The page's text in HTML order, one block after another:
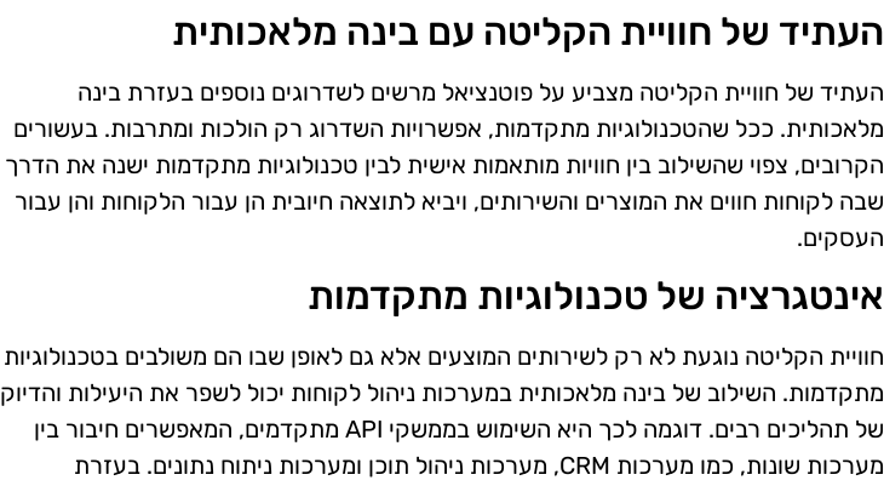
העתיד של חוויית הקליטה עם בינה מלאכותית
העתיד של חוויית הקליטה מצביע על פוטנציאל מרשים לשדרוגים נוספים בעזרת בינה
מלאכותית. ככל שהטכנולוגיות מתקדמות, אפשרויות השדרוג רק הולכות ומתרבות. בעשורים
הקרובים, צפוי שהשילוב בין חוויות מותאמות אישית לבין טכנולוגיות מתקדמות ישנה את הדרך
שבה לקוחות חווים את המוצרים והשירותים, ויביא לתוצאה חיובית הן עבור הלקוחות והן עבור
העסקים.
אינטגרציה של טכנולוגיות מתקדמות
חוויית הקליטה נוגעת לא רק לשירותים המוצעים אלא גם לאופן שבו הם משולבים בטכנולוגיות
מתקדמות. השילוב של בינה מלאכותית במערכות ניהול לקוחות יכול לשפר את היעילות והדיוק
של תהליכים רבים. דוגמה לכך היא השימוש בממשקי API מתקדמים, המאפשרים חיבור בין
מערכות שונות, כמו מערכות CRM, מערכות ניהול תוכן ומערכות ניתוח נתונים. בעזרת